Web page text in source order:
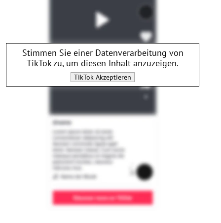
Stimmen Sie einer Datenverarbeitung von
TikTokzu, um diesen Inhalt anzuzeigen.
TikTok Akzeptieren